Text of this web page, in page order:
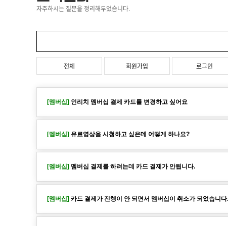
자주하시는 질문을 정리해두었습니다.
전체 회원가입 로그인
[멤버십] 인리치 멤버십 결제 카드를 변경하고 싶어요
[멤버십] 유료영상을 시청하고 싶은데 어떻게 하나요?
[멤버십] 멤버십 결제를 하려는데 카드 결제가 안됩니다.
[멤버십] 카드 결제가 진행이 안 되면서 멤버십이 취소가 되었습니